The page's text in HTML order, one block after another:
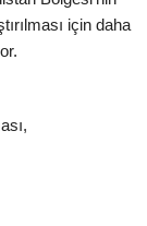
için daha